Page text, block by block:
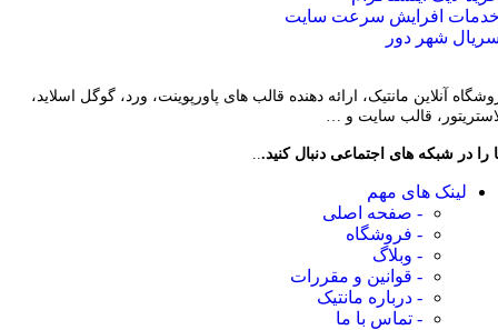
افرایش سرعت سایت
شهر دور
آنلاین مانتیک، ارائه دهنده قالب های پاورپوینت، ورد، گوگل اسلاید،
قالب سایت و …
را در شبکه های اجتماعی دنبال کنید...
لینک های مهم
- صفحه اصلی
- فروشگاه
- وبلاگ
- قوانین و مقررات
- درباره مانتیک
- تماس با ما